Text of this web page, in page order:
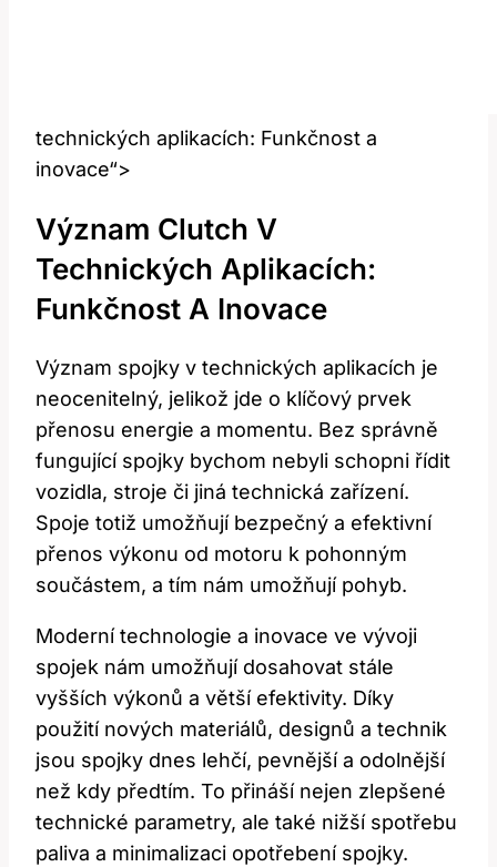
technických aplikacích: Funkčnost a
inovace“>
Význam Clutch V
Technických Aplikacích:
Funkčnost A Inovace
Význam spojky v technických aplikacích je
neocenitelný, jelikož jde o klíčový prvek
přenosu energie a momentu. Bez správně
fungující spojky bychom nebyli schopni řídit
vozidla, stroje či jiná technická zařízení.
Spoje totiž umožňují bezpečný a efektivní
přenos výkonu od motoru k pohonným
součástem, a tím nám umožňují pohyb.
Moderní technologie a inovace ve vývoji
spojek nám umožňují dosahovat stále
vyšších výkonů a větší efektivity. Díky
použití nových materiálů, designů a technik
jsou spojky dnes lehčí, pevnější a odolnější
než kdy předtím. To přináší nejen zlepšené
technické parametry, ale také nižší spotřebu
paliva a minimalizaci opotřebení spojky.